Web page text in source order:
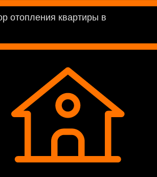
отопления квартиры в